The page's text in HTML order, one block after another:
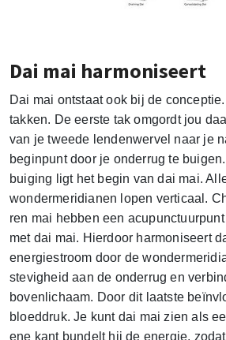
Dai mai harmoniseert
Dai mai ontstaat ook bij de
takken. De eerste tak omgordt jou
van je tweede lendenwervel naar je
beginpunt door je onderrug te
buiging ligt het begin van dai mai.
wondermeridianen lopen verticaal.
ren mai hebben een
met dai mai. Hierdoor harmoniseert
energiestroom door de
stevigheid aan de onderrug en
bovenlichaam. Door dit laatste
bloeddruk. Je kunt dai mai zien als
ene kant bundelt hij de energie,